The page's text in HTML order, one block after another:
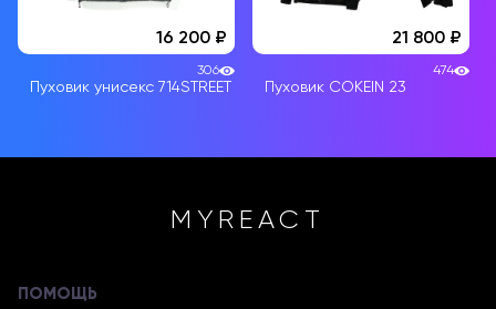
16 200
Пуховик унисекс 714STREET
306
21 800
Пуховик COKEIN 23
474
MYREACT
ПОМОЩЬ